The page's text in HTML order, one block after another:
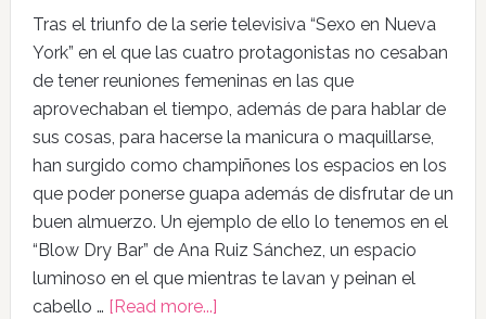
Tras el triunfo de la serie televisiva “Sexo en Nueva
York” en el que las cuatro protagonistas no cesaban
de tener reuniones femeninas en las que
aprovechaban el tiempo, además de para hablar de
sus cosas, para hacerse la manicura o maquillarse,
han surgido como champiñones los espacios en los
que poder ponerse guapa además de disfrutar de un
buen almuerzo. Un ejemplo de ello lo tenemos en el
“Blow Dry Bar” de Ana Ruiz Sánchez, un espacio
luminoso en el que mientras te lavan y peinan el
cabello … [Read more...]